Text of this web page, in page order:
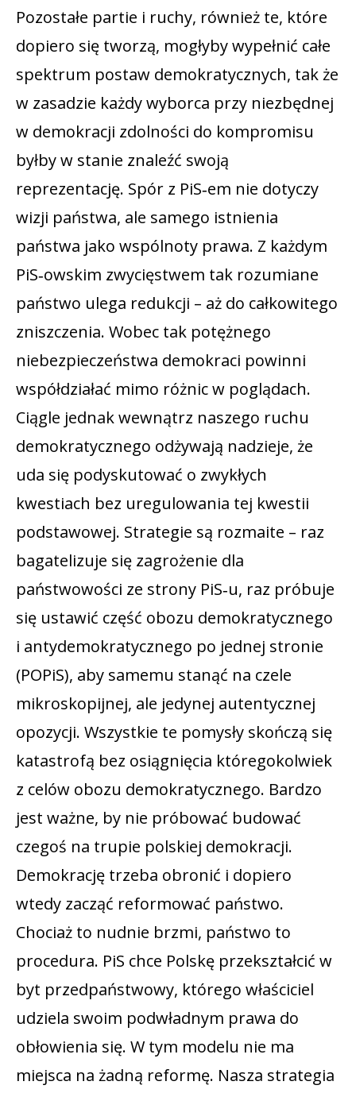
Pozostałe partie i ruchy, również te, które
dopiero się tworzą, mogłyby wypełnić całe
spektrum postaw demokratycznych, tak że
w zasadzie każdy wyborca przy niezbędnej
w demokracji zdolności do kompromisu
byłby w stanie znaleźć swoją
reprezentację. Spór z PiS‑em nie dotyczy
wizji państwa, ale samego istnienia
państwa jako wspólnoty prawa. Z każdym
PiS‑owskim zwycięstwem tak rozumiane
państwo ulega redukcji – aż do całkowitego
zniszczenia. Wobec tak potężnego
niebezpieczeństwa demokraci powinni
współdziałać mimo różnic w poglądach.
Ciągle jednak wewnątrz naszego ruchu
demokratycznego odżywają nadzieje, że
uda się podyskutować o zwykłych
kwestiach bez uregulowania tej kwestii
podstawowej. Strategie są rozmaite – raz
bagatelizuje się zagrożenie dla
państwowości ze strony PiS‑u, raz próbuje
się ustawić część obozu demokratycznego
i antydemokratycznego po jednej stronie
(POPiS), aby samemu stanąć na czele
mikroskopijnej, ale jedynej autentycznej
opozycji. Wszystkie te pomysły skończą się
katastrofą bez osiągnięcia któregokolwiek
z celów obozu demokratycznego. Bardzo
jest ważne, by nie próbować budować
czegoś na trupie polskiej demokracji.
Demokrację trzeba obronić i dopiero
wtedy zacząć reformować państwo.
Chociaż to nudnie brzmi, państwo to
procedura. PiS chce Polskę przekształcić w
byt przedpaństwowy, którego właściciel
udziela swoim podwładnym prawa do
obłowienia się. W tym modelu nie ma
miejsca na żadną reformę. Nasza strategia